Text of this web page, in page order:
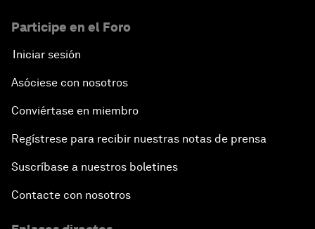
Participe en el Foro
Iniciar sesión
Asóciese con nosotros
Conviértase en miembro
Regístrese para recibir nuestras notas de prensa
Suscríbase a nuestros boletines
Contacte con nosotros